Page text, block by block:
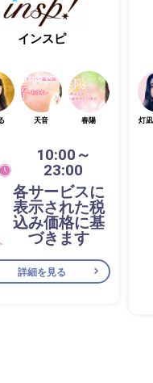
インスピ
天音 春陽
10:00～
23:00
各サービスに
表示された税
込み価格に基
づきます
詳細を見る
灯